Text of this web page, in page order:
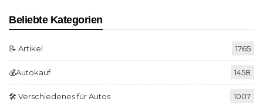
Beliebte Kategorien
📝 Artikel 1765
💰Autokauf 1458
🛠️ Verschiedenes für Autos 1007